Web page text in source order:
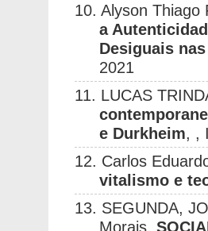
10. Alyson
a
Desiguais
2021
11. LUCAS
e Durkheim, ,
12. Carlos
vitalismo e
13. SEGUNDA,
Morais.